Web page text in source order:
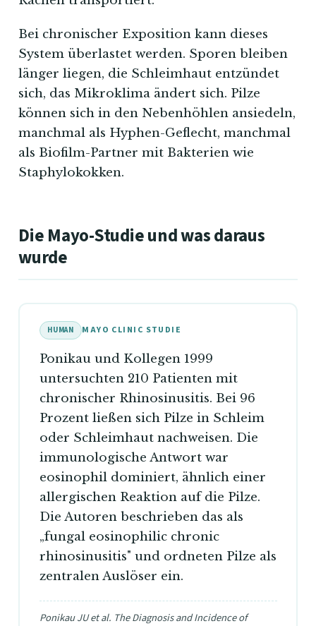
Bei chronischer Exposition kann dieses
System überlastet werden. Sporen bleiben
länger liegen, die Schleimhaut entzündet
sich, das Mikroklima ändert sich. Pilze
können sich in den Nebenhöhlen ansiedeln,
manchmal als Hyphen-Geflecht, manchmal
als Biofilm-Partner mit Bakterien wie
Staphylokokken.
Die Mayo-Studie und was daraus
wurde
HUMAN MAYO CLINIC STUDIE
Ponikau und Kollegen 1999
untersuchten 210 Patienten mit
chronischer Rhinosinusitis. Bei 96
Prozent ließen sich Pilze in Schleim
oder Schleimhaut nachweisen. Die
immunologische Antwort war
eosinophil dominiert, ähnlich einer
allergischen Reaktion auf die Pilze.
Die Autoren beschrieben das als
„fungal eosinophilic chronic
rhinosinusitis" und ordneten Pilze als
zentralen Auslöser ein.
Ponikau JU et al. The Diagnosis and Incidence of